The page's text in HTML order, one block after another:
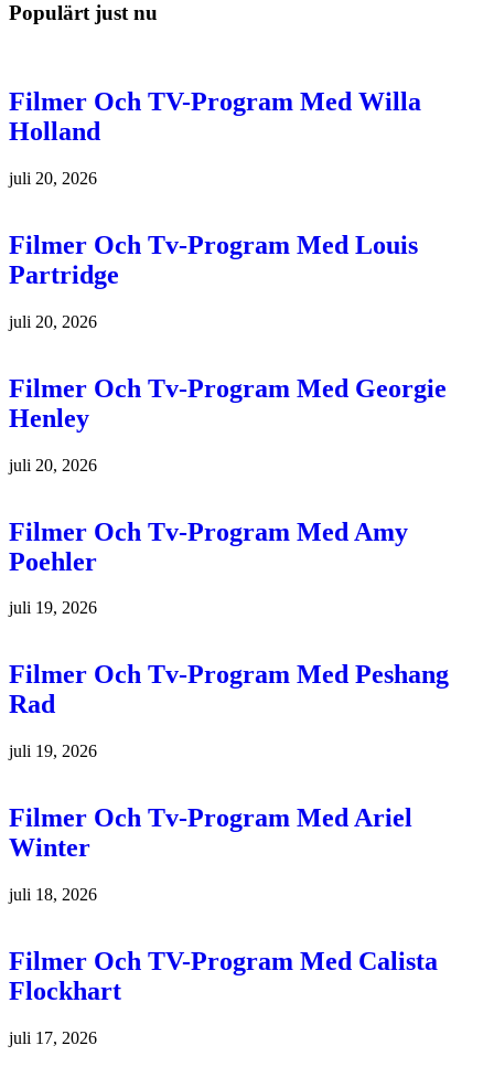
Populärt just nu
Filmer Och TV-Program Med Willa
Holland
juli 20, 2026
Filmer Och Tv-Program Med Louis
Partridge
juli 20, 2026
Filmer Och Tv-Program Med Georgie
Henley
juli 20, 2026
Filmer Och Tv-Program Med Amy
Poehler
juli 19, 2026
Filmer Och Tv-Program Med Peshang
Rad
juli 19, 2026
Filmer Och Tv-Program Med Ariel
Winter
juli 18, 2026
Filmer Och TV-Program Med Calista
Flockhart
juli 17, 2026